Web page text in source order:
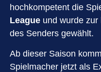
hochkompetent die
League und wurde zur
des Senders gewählt.
Ab dieser Saison
Spielmacher jetzt als